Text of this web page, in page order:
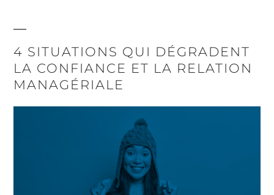
4 SITUATIONS QUI DÉGRADENT
LA CONFIANCE ET LA RELATION
MANAGÉRIALE